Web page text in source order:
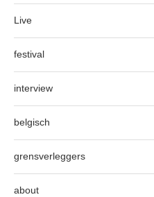
Live
festival
interview
belgisch
grensverleggers
about